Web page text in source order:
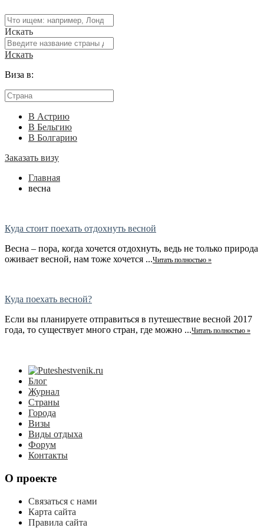
Искать
Искать
Виза в:
В Астрию
В Бельгию
В Болгарию
Заказать визу
Главная
весна
Куда стоит поехать отдохнуть весной
Весна – пора, когда хочется отдохнуть, ведь не только природа
оживает весной, нам тоже хочется ...Читать полностью »
Куда поехать весной?
Если вы планируете отправиться в путешествие весной 2017
года, то существует много стран, где можно ...Читать полностью »
Блог
Журнал
Страны
Города
Визы
Виды отдыха
Форум
Контакты
О проекте
Связаться с нами
Карта сайта
Правила сайта